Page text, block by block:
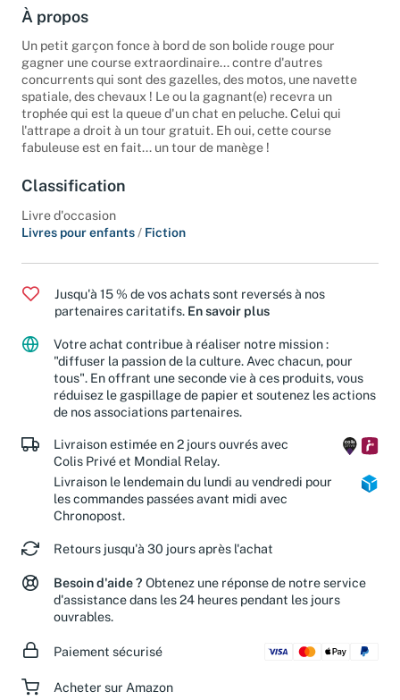
À propos
Un petit garçon fonce à bord de son bolide rouge pour
gagner une course extraordinaire... contre d'autres
concurrents qui sont des gazelles, des motos, une navette
spatiale, des chevaux ! Le ou la gagnant(e) recevra un
trophée qui est la queue d'un chat en peluche. Celui qui
l'attrape a droit à un tour gratuit. Eh oui, cette course
fabuleuse est en fait... un tour de manège !
Classification
Livre d'occasion
Livres pour enfants / Fiction
Jusqu'à 15 % de vos achats sont reversés à nos
partenaires caritatifs. En savoir plus
Votre achat contribue à réaliser notre mission :
"diffuser la passion de la culture. Avec chacun, pour
tous". En offrant une seconde vie à ces produits, vous
réduisez le gaspillage de papier et soutenez les actions
de nos associations partenaires.
Livraison estimée en 2 jours ouvrés avec
Colis Privé et Mondial Relay.
Livraison le lendemain du lundi au vendredi pour
les commandes passées avant midi avec
Chronopost.
Retours jusqu'à 30 jours après l'achat
Besoin d'aide ? Obtenez une réponse de notre service
d'assistance dans les 24 heures pendant les jours
ouvrables.
Paiement sécurisé
Acheter sur Amazon